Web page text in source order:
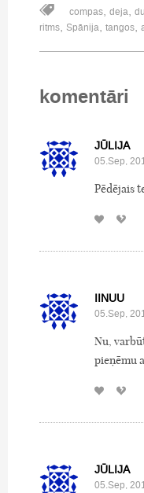
compas, deja,
ritms, Spānija, tangos,
komentāri
JŪLIJA
05.Sep,
Pēdējais
IINUU
05.Sep,
Nu,
pieņēmu
JŪLIJA
05.Sep,